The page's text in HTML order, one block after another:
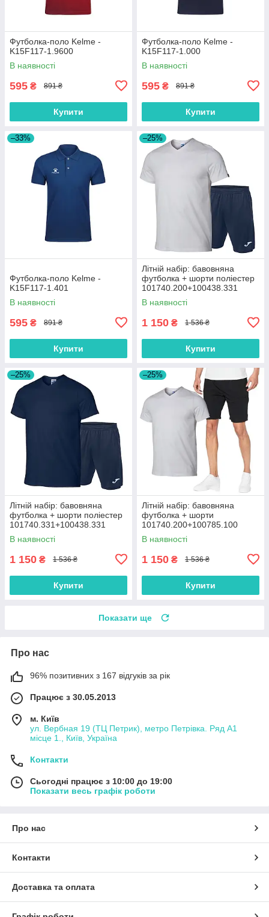
Футболка-поло Kelme -
K15F117-1.9600
В наявності
595 ₴ 891 ₴
Купити
Футболка-поло Kelme -
K15F117-1.000
В наявності
595 ₴ 891 ₴
Купити
–33%
Футболка-поло Kelme -
K15F117-1.401
В наявності
595 ₴ 891 ₴
Купити
–25%
Літній набір: бавовняна
футболка + шорти поліестер
101740.200+100438.331
В наявності
1 150 ₴ 1 536 ₴
Купити
–25%
Літній набір: бавовняна
футболка + шорти поліестер
101740.331+100438.331
В наявності
1 150 ₴ 1 536 ₴
Купити
–25%
Літній набір: бавовняна
футболка + шорти
101740.200+100785.100
В наявності
1 150 ₴ 1 536 ₴
Купити
Показати ще
Про нас
96% позитивних з 167 відгуків за рік
Працює з 30.05.2013
м. Київ
ул. Вербная 19 (ТЦ Петрик), метро Петрівка. Ряд А1
місце 1., Київ, Україна
Контакти
Сьогодні працює з 10:00 до 19:00
Показати весь графік роботи
Про нас
Контакти
Доставка та оплата